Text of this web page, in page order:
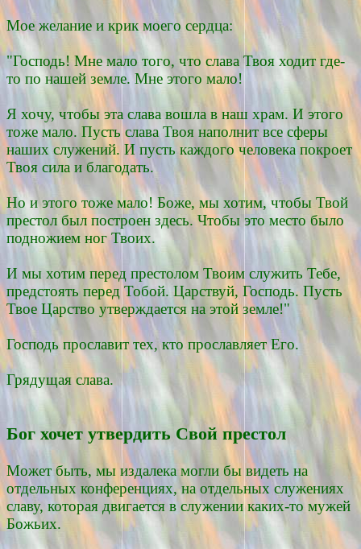
Мое желание и крик моего сердца:
"Господь! Мне мало того, что слава Твоя ходит где-
то по нашей земле. Мне этого мало!
Я хочу, чтобы эта слава вошла в наш храм. И этого
тоже мало. Пусть слава Твоя наполнит все сферы
наших служений. И пусть каждого человека покроет
Твоя сила и благодать.
Но и этого тоже мало! Боже, мы хотим, чтобы Твой
престол был построен здесь. Чтобы это место было
подножием ног Твоих.
И мы хотим перед престолом Твоим служить Тебе,
предстоять перед Тобой. Царствуй, Господь. Пусть
Твое Царство утверждается на этой земле!"
Господь прославит тех, кто прославляет Его.
Грядущая слава.
Бог хочет утвердить Свой престол
Может быть, мы издалека могли бы видеть на
отдельных конференциях, на отдельных служениях
славу, которая двигается в служении каких-то мужей
Божьих.